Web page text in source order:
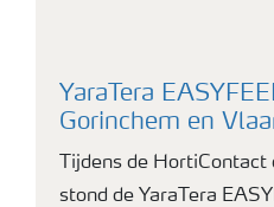
YaraTera
Gorinchem en
Tijdens de
stond de YaraTera